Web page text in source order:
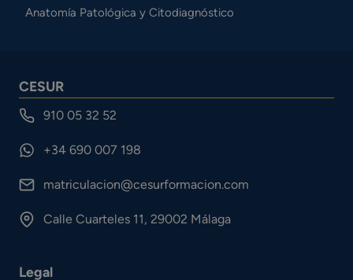
Anatomía Patológica y Citodiagnóstico
CESUR
910 05 32 52
+34 690 007 198
matriculacion@cesurformacion.com
Calle Cuarteles 11, 29002 Málaga
Legal